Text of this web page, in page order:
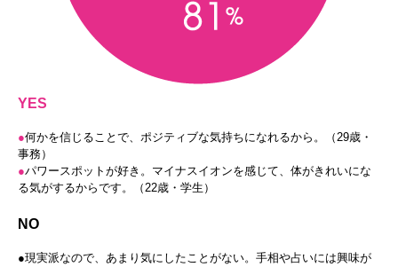
YES
●何かを信じることで、ポジティブな気持ちになれるから。（29歳・
事務）
●パワースポットが好き。マイナスイオンを感じて、体がきれいにな
る気がするからです。（22歳・学生）
NO
●現実派なので、あまり気にしたことがない。手相や占いには興味が